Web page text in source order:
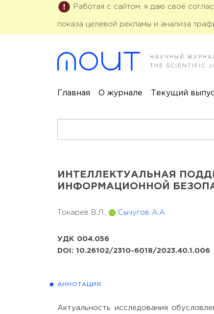
Работая с сайтом, я даю свое
показа целевой рекламы и анализа
НАУЧНЫЙ
THE SCIENTIFIC
Главная О журнале Текущий
ИНТЕЛЛЕКТУАЛЬНАЯ
ИНФОРМАЦИОННОЙ
Токарев В.Л., ID Сычугов А.А.
УДК 004.056
DOI: 10.26102/2310-6018/2023.40.1.006
АННОТАЦИЯ
Актуальность исследования